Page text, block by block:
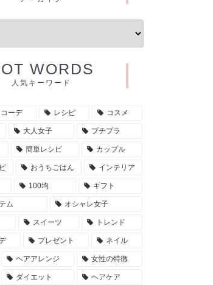
WORDS
人気キーワード
コーデ レシピ コスメ
大人女子 プチプラ
簡単レシピ カップル
おうちごはん インテリア
100均 ギフト
ム オシャレ女子
スイーツ トレンド
プレゼント ネイル
ヘアアレンジ 女性の特徴
ダイエット ヘアケア